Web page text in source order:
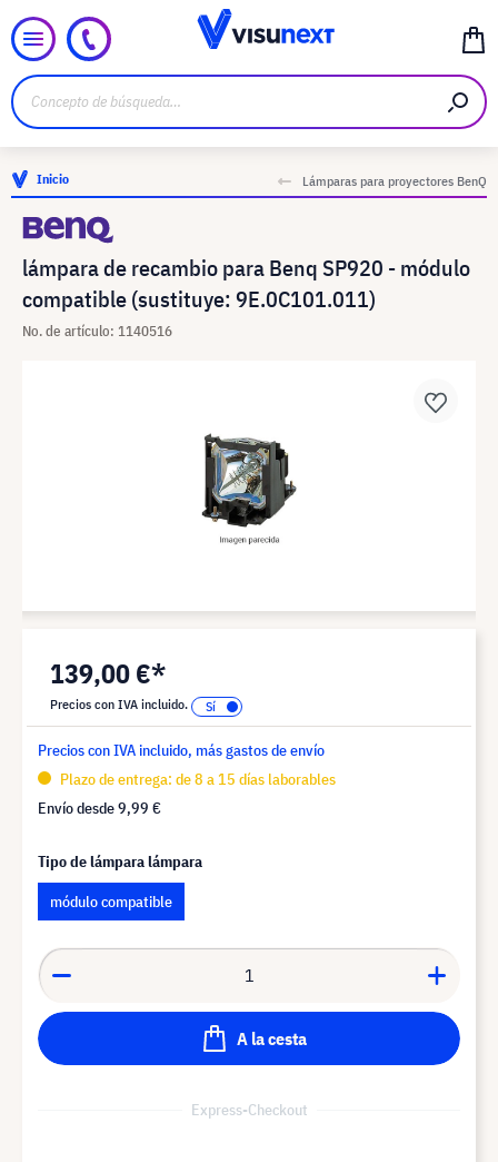
Inicio Lámparas para proyectores BenQ
lámpara de recambio para Benq SP920 - módulo
compatible (sustituye: 9E.0C101.011)
No. de artículo: 1140516
139,00 €*
Precios con IVA incluido.
Precios con IVA incluido, más gastos de envío
Plazo de entrega: de 8 a 15 días laborables
Envío desde9,99 €
Tipo de lámpara lámpara
módulo compatible
A la cesta
Express-Checkout